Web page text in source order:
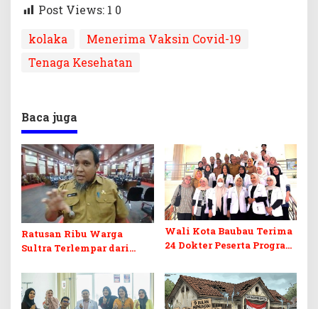
Post Views: 1 0
kolaka
Menerima Vaksin Covid-19
Tenaga Kesehatan
Baca juga
Ratusan Ribu Warga
Sultra Terlempar dari
Pemda Diminta Segera
Bertindak
Wali Kota Baubau Terima
24 Dokter Peserta Program
Angkatan II 2026